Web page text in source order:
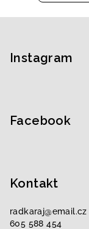
Instagram
Facebook
Kontakt
radkaraj@email.cz
605 588 454